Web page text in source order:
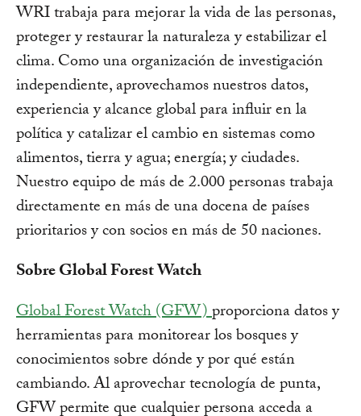
WRI trabaja para mejorar la vida de las personas,
proteger y restaurar la naturaleza y estabilizar el
clima. Como una organización de investigación
independiente, aprovechamos nuestros datos,
experiencia y alcance global para influir en la
política y catalizar el cambio en sistemas como
alimentos, tierra y agua; energía; y ciudades.
Nuestro equipo de más de 2.000 personas trabaja
directamente en más de una docena de países
prioritarios y con socios en más de 50 naciones.
Sobre Global Forest Watch
Global Forest Watch (GFW)proporciona datos y
herramientas para monitorear los bosques y
conocimientos sobre dónde y por qué están
cambiando. Al aprovechar tecnología de punta,
GFW permite que cualquier persona acceda a